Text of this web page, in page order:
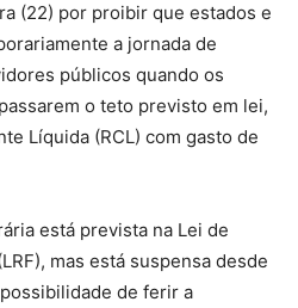
(22) por proibir que estados e
a jornada de
públicos quando os
o teto previsto em lei,
Líquida (RCL) com gasto de
está prevista na Lei de
mas está suspensa desde
de ferir a